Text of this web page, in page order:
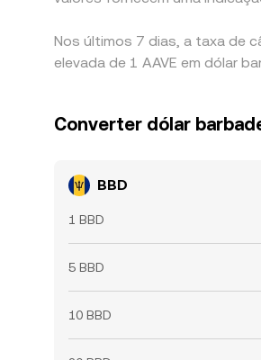
Nos últimos 7 dias, a taxa de
elevada de 1 AAVE em dólar
Converter dólar
BBD
1 BBD
5 BBD
10 BBD